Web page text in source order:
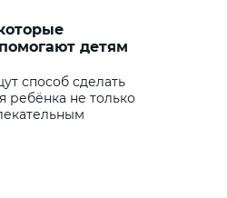
детям
способ сделать
ребёнка не только